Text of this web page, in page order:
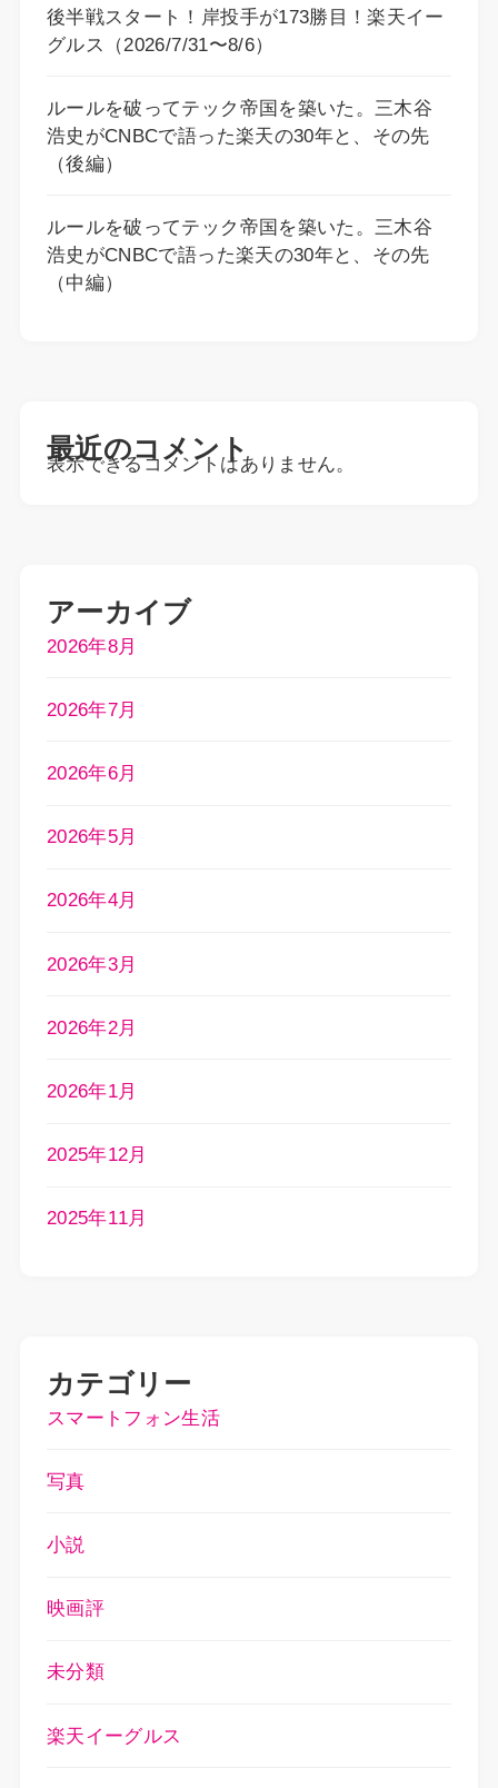
後半戦スタート！岸投手が173勝目！楽天イー
グルス（2026/7/31〜8/6）
ルールを破ってテック帝国を築いた。三木谷
浩史がCNBCで語った楽天の30年と、その先
（後編）
ルールを破ってテック帝国を築いた。三木谷
浩史がCNBCで語った楽天の30年と、その先
（中編）
最近のコメント
表示できるコメントはありません。
アーカイブ
2026年8月
2026年7月
2026年6月
2026年5月
2026年4月
2026年3月
2026年2月
2026年1月
2025年12月
2025年11月
カテゴリー
スマートフォン生活
写真
小説
映画評
未分類
楽天イーグルス